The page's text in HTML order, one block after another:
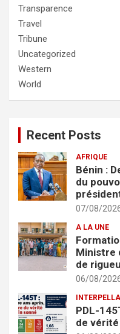
Transparence
Travel
Tribune
Uncategorized
Western
World
Recent Posts
AFRIQUE
Bénin :
du
07/08/
A LA UNE
Ministre
de
06/08/
PDL-
de